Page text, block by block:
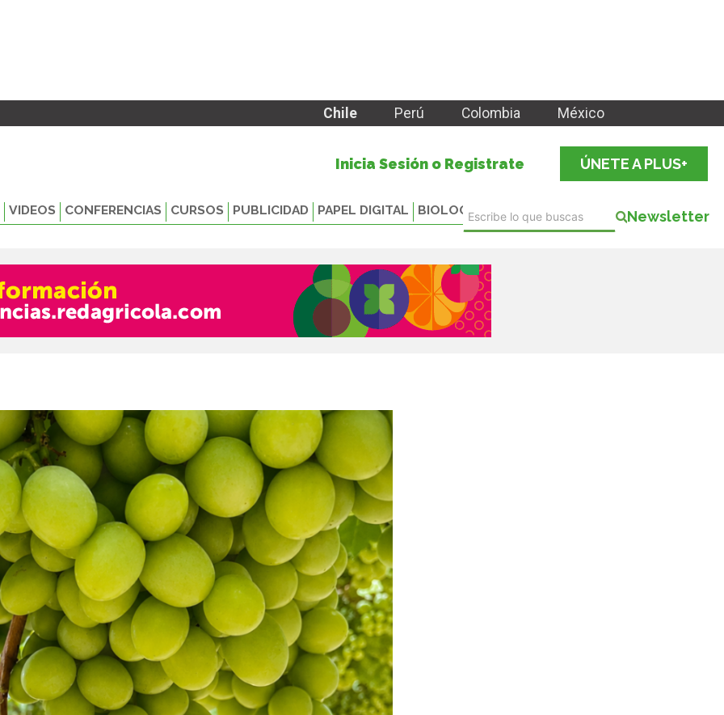
Chile Perú Colombia México
Inicia Sesión o Registrate ÚNETE A PLUS+
VIDEOS CONFERENCIAS CURSOS PUBLICIDAD PAPEL DIGITAL BIOLOGICALS Newsletter